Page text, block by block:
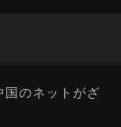
のネットがざ